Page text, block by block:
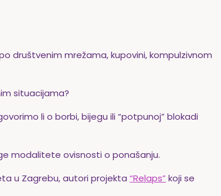
društvenim mrežama, kupovini, kompulzivnom
situacijama?
li o borbi, bijegu ili “potpunoj” blokadi
modalitete ovisnosti o ponašanju.
u Zagrebu, autori projekta “Relaps” koji se